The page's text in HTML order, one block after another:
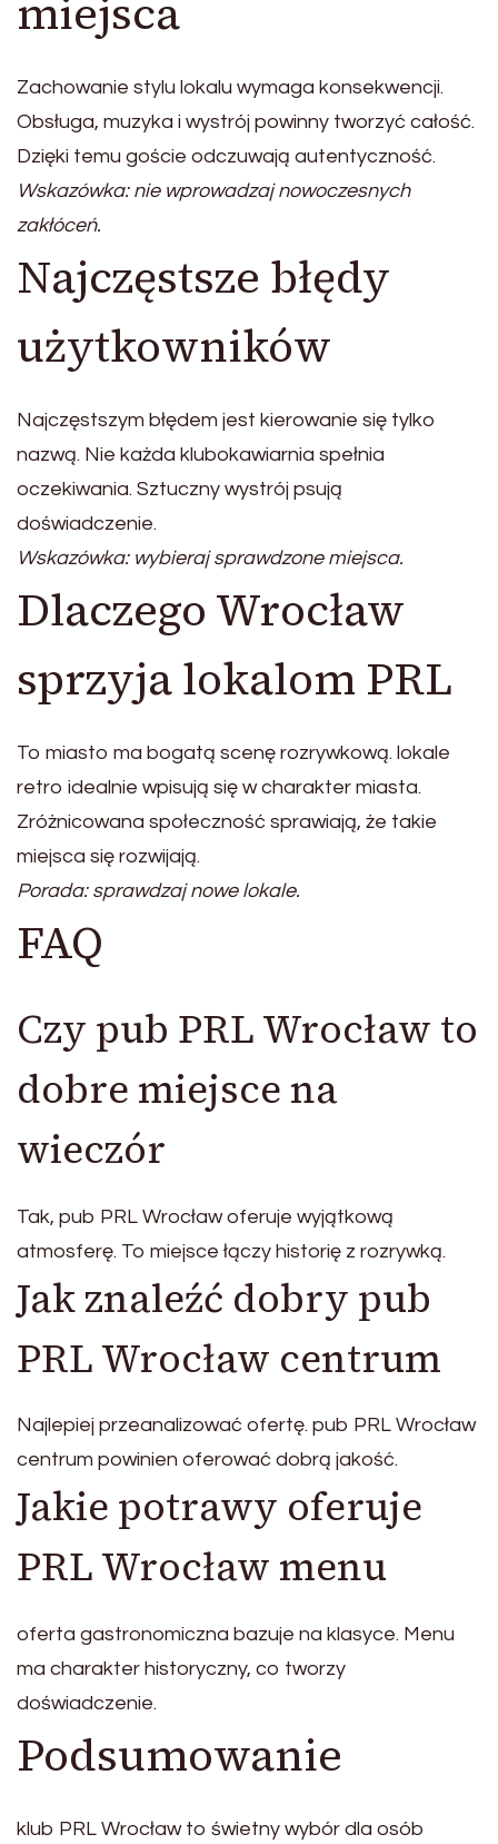
miejsca
Zachowanie stylu lokalu wymaga konsekwencji.
Obsługa, muzyka i wystrój powinny tworzyć całość.
Dzięki temu goście odczuwają autentyczność.
Wskazówka: nie wprowadzaj nowoczesnych
zakłóceń.
Najczęstsze błędy
użytkowników
Najczęstszym błędem jest kierowanie się tylko
nazwą. Nie każda klubokawiarnia spełnia
oczekiwania. Sztuczny wystrój psują
doświadczenie.
Wskazówka: wybieraj sprawdzone miejsca.
Dlaczego Wrocław
sprzyja lokalom PRL
To miasto ma bogatą scenę rozrywkową. lokale
retro idealnie wpisują się w charakter miasta.
Zróżnicowana społeczność sprawiają, że takie
miejsca się rozwijają.
Porada: sprawdzaj nowe lokale.
FAQ
Czy pub PRL Wrocław to
dobre miejsce na
wieczór
Tak, pub PRL Wrocław oferuje wyjątkową
atmosferę. To miejsce łączy historię z rozrywką.
Jak znaleźć dobry pub
PRL Wrocław centrum
Najlepiej przeanalizować ofertę. pub PRL Wrocław
centrum powinien oferować dobrą jakość.
Jakie potrawy oferuje
PRL Wrocław menu
oferta gastronomiczna bazuje na klasyce. Menu
ma charakter historyczny, co tworzy
doświadczenie.
Podsumowanie
klub PRL Wrocław to świetny wybór dla osób